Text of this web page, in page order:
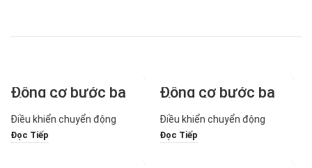
Động cơ bước ba
pha 1,2° 110mm
SiRon Dòng M271-
110
Điều khiển chuyển động
Đọc Tiếp
Động cơ bước ba
pha 1,2° 42mm
SiRon Dòng M271-
42
Điều khiển chuyển động
Đọc Tiếp